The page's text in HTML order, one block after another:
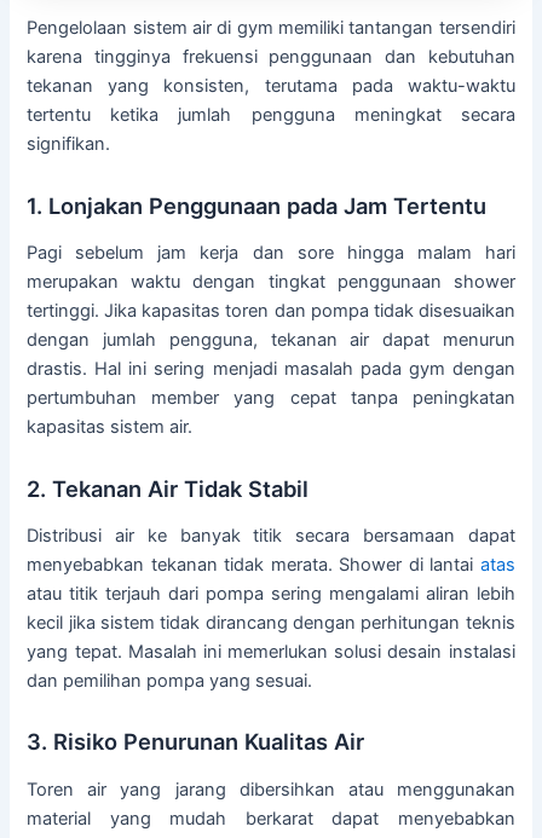
Pengelolaan sistem air di gym memiliki tantangan tersendiri
karena tingginya frekuensi penggunaan dan kebutuhan
tekanan yang konsisten, terutama pada waktu-waktu
tertentu ketika jumlah pengguna meningkat secara
signifikan.
1. Lonjakan Penggunaan pada Jam Tertentu
Pagi sebelum jam kerja dan sore hingga malam hari
merupakan waktu dengan tingkat penggunaan shower
tertinggi. Jika kapasitas toren dan pompa tidak disesuaikan
dengan jumlah pengguna, tekanan air dapat menurun
drastis. Hal ini sering menjadi masalah pada gym dengan
pertumbuhan member yang cepat tanpa peningkatan
kapasitas sistem air.
2. Tekanan Air Tidak Stabil
Distribusi air ke banyak titik secara bersamaan dapat
menyebabkan tekanan tidak merata. Shower di lantai atas
atau titik terjauh dari pompa sering mengalami aliran lebih
kecil jika sistem tidak dirancang dengan perhitungan teknis
yang tepat. Masalah ini memerlukan solusi desain instalasi
dan pemilihan pompa yang sesuai.
3. Risiko Penurunan Kualitas Air
Toren air yang jarang dibersihkan atau menggunakan
material yang mudah berkarat dapat menyebabkan